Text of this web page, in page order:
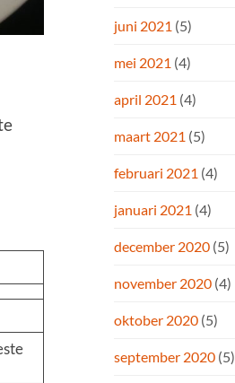
juni 2021 (5)
mei 2021 (4)
april 2021 (4)
maart 2021 (5)
februari 2021 (4)
januari 2021 (4)
december 2020 (5)
november 2020 (4)
oktober 2020 (5)
september 2020 (5)